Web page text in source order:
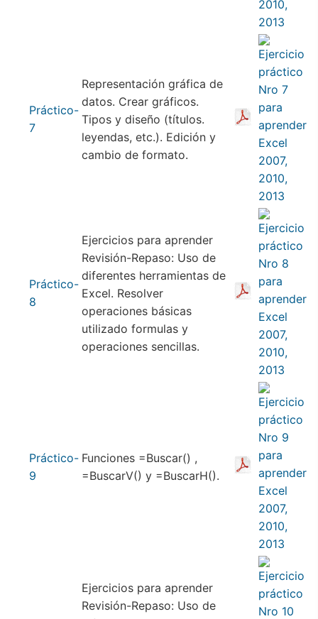
Práctico-
7
Representación gráfica de
datos. Crear gráficos.
Tipos y diseño (títulos.
leyendas, etc.). Edición y
cambio de formato.
Práctico-
8
Ejercicios para aprender
Revisión-Repaso: Uso de
diferentes herramientas de
Excel. Resolver
operaciones básicas
utilizado formulas y
operaciones sencillas.
Práctico-
9
Funciones =Buscar() ,
=BuscarV() y =BuscarH().
Ejercicios para aprender
Revisión-Repaso: Uso de